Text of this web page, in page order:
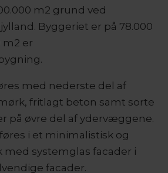
m2 grund ved
Byggeriet er på 78.000
m2 er
med nederste del af
fritlagt beton samt sorte
på øvre del af ydervæggene.
i et minimalistisk og
systemglas facader i
facader.